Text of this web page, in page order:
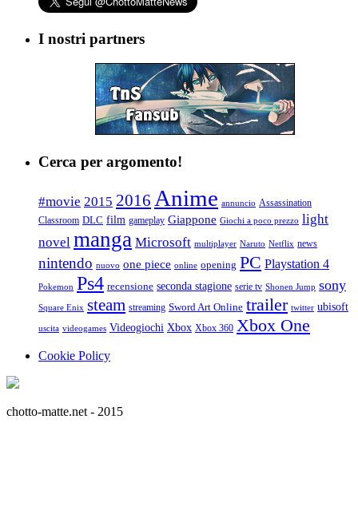
I nostri partners
Cerca per argomento!
#movie 2015 2016 Anime annuncio Assassination
Classroom DLC film gameplay Giappone Giochi a poco prezzo light
novel manga Microsoft multiplayer Naruto Netflix news
nintendo nuovo one piece online opening PC Playstation 4
Pokemon Ps4 recensione seconda stagione serie tv Shonen Jump sony
Square Enix steam streaming Sword Art Online trailer twitter ubisoft
uscita videogames Videogiochi Xbox Xbox 360 Xbox One
Cookie Policy
chotto-matte.net - 2015